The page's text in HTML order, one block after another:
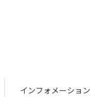
インフォメーション